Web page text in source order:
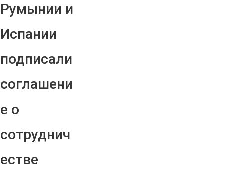
Румынии и
Испании
подписали
соглашени
е о
сотруднич
естве